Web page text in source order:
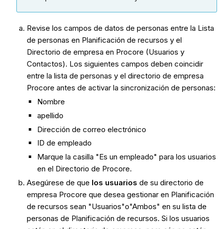
Revise los campos de datos de personas entre la Lista
de personas en Planificación de recursos y el
Directorio de empresa en Procore (Usuarios y
Contactos). Los siguientes campos deben coincidir
entre la lista de personas y el directorio de empresa
Procore antes de activar la sincronización de personas:
Nombre
apellido
Dirección de correo electrónico
ID de empleado
Marque la casilla "Es un empleado" para los usuarios
en el Directorio de Procore.
Asegúrese de que los usuarios de su directorio de
empresa Procore que desea gestionar en Planificación
de recursos sean "Usuarios"o"Ambos" en su lista de
personas de Planificación de recursos. Si los usuarios